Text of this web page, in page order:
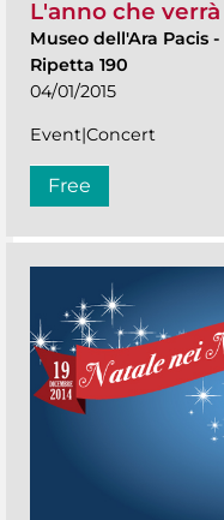
L'anno che verrà
Museo dell'Ara Pacis -
Ripetta 190
04/01/2015
Event|Concert
Free